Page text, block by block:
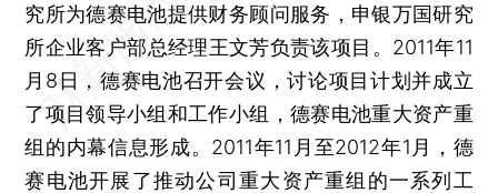
究所为德赛电池提供财务顾问服务，申银万国研究
所企业客户部总经理王文芳负责该项目。2011年11
月8日，德赛电池召开会议，讨论项目计划并成立
了项目领导小组和工作小组，德赛电池重大资产重
组的内幕信息形成。2011年11月至2012年1月，德
赛电池开展了推动公司重大资产重组的一系列工